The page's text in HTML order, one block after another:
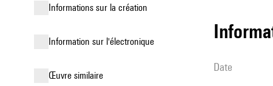
informations sur la création
Information sur l'électronique
œuvre similaire
date